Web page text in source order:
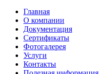
Главная
О компании
Документация
Сертификаты
Фотогалерея
Услуги
Контакты